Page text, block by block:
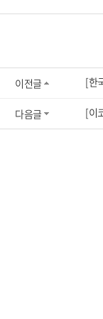
이전글 [한
다음글 [이